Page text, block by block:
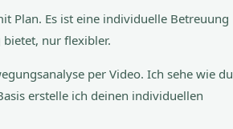
Plan. Es ist eine individuelle Betreuung
nur flexibler.
per Video. Ich sehe wie du
erstelle ich deinen individuellen